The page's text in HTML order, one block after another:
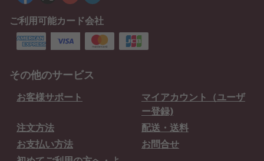
ご利用可能カード会社
その他のサービス
お客様サポート
マイアカウント（ユーザ
ー登録)
注文方法
配送・送料
お支払い方法
お問合せ